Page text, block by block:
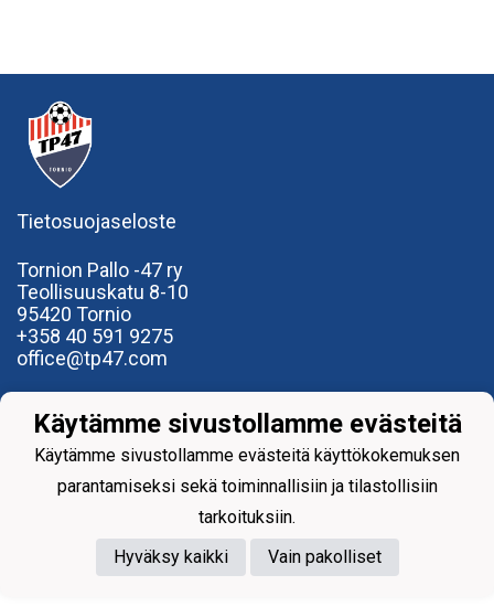
Tietosuojaseloste
Tornion Pallo -47 ry
Teollisuuskatu 8-10
95420 Tornio
+358 40 591 9275
office@tp47.com
Powered by
Käytämme sivustollamme evästeitä
Käytämme sivustollamme evästeitä käyttökokemuksen
parantamiseksi sekä toiminnallisiin ja tilastollisiin
tarkoituksiin.
Hyväksy kaikki
Vain pakolliset